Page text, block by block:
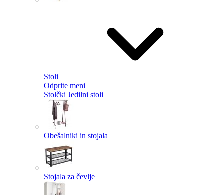
Stoli
Odprite meni
Stolčki Jedilni stoli
Obešalniki in stojala
Stojala za čevlje